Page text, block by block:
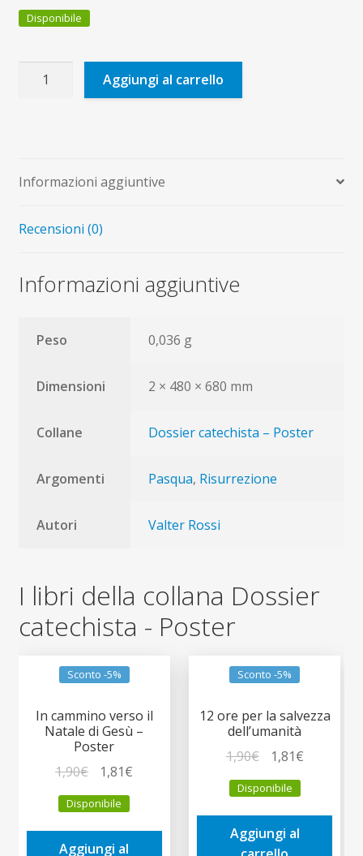
Disponibile
(poster)
Aggiungi al carrello
Informazioni aggiuntive
Recensioni (0)
Informazioni aggiuntive
Peso 0,036 g
Dimensioni 2 × 480 × 680 mm
Collane Dossier catechista – Poster
Argomenti Pasqua, Risurrezione
Autori Valter Rossi
I libri della collana Dossier
catechista - Poster
Sconto -5%
In cammino verso il
Natale di Gesù –
Poster
1,90€
prezzo
originale
era:
1,90€.
1,81€
è:
Disponibile
Aggiungi al
Sconto -5%
12 ore per la salvezza
dell’umanità
1,90€
prezzo
originale
era:
1,90€.
1,81€Il
è:
Disponibile
Aggiungi al